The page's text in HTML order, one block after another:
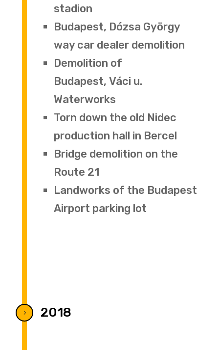
stadion
Budapest, Dózsa György
way car dealer demolition
Demolition of
Budapest, Váci u.
Waterworks
Torn down the old Nidec
production hall in Bercel
Bridge demolition on the
Route 21
Landworks of the Budapest
Airport parking lot
5 2018